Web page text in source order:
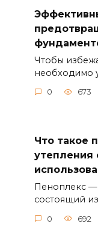
Чтобы
необходимо
0
Пеноплекс —
состоящий из
692